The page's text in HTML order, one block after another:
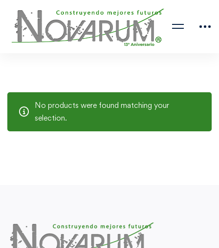
No products were found matching your
selection.